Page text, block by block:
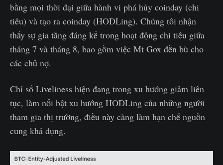
bằng mọi thời đại giữa hành vi phá hủy coinday (chi
tiêu) và tạo ra coinday (HODLing). Chúng tôi nhận
thấy sự gia tăng đáng kể trong hoạt động chi tiêu giữa
tháng 7 và tháng 8, bao gồm việc Mt Gox đền bù cho
các chủ nợ.
Chỉ số Liveliness hiện đang trong xu hướng giảm liên
tục, làm nổi bật xu hướng HODLing của những người
tham gia thị trường, điều này càng làm hạn chế nguồn
cung khả dụng.